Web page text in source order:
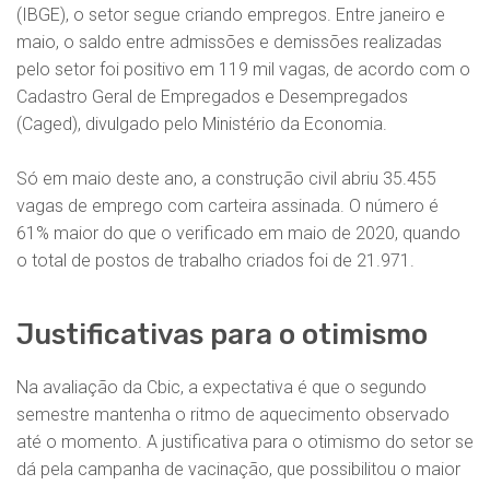
(IBGE), o setor segue criando empregos. Entre janeiro e
maio, o saldo entre admissões e demissões realizadas
pelo setor foi positivo em 119 mil vagas, de acordo com o
Cadastro Geral de Empregados e Desempregados
(Caged), divulgado pelo Ministério da Economia.
Só em maio deste ano, a construção civil abriu 35.455
vagas de emprego com carteira assinada. O número é
61% maior do que o verificado em maio de 2020, quando
o total de postos de trabalho criados foi de 21.971.
Justificativas para o otimismo
Na avaliação da Cbic, a expectativa é que o segundo
semestre mantenha o ritmo de aquecimento observado
até o momento. A justificativa para o otimismo do setor se
dá pela campanha de vacinação, que possibilitou o maior